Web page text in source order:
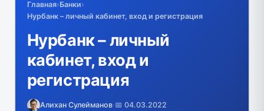
Главная›Банки›
Нурбанк – личный кабинет, вход и регистрация
Нурбанк – личный
кабинет, вход и
регистрация
Алихан Сулейманов·📅 04.03.2022